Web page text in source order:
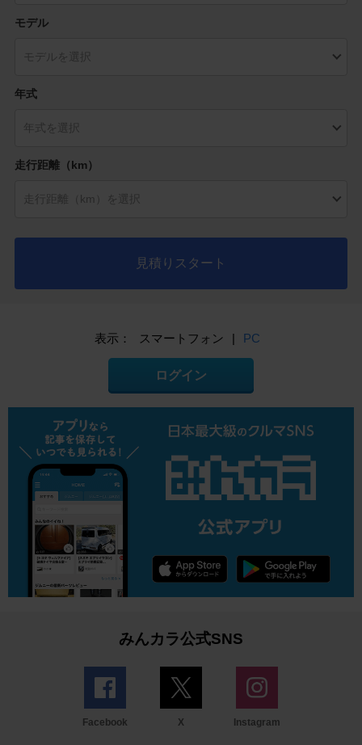
モデル
年式
走行距離（km）
見積りスタート
表示： スマートフォン | PC
ログイン
みんカラ公式SNS
Facebook X Instagram